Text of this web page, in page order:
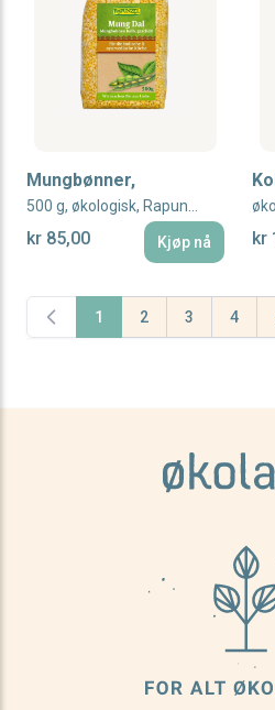
Mungbønner,
kr 85,00 Kjøp nå kr
You're currently reading
1
Page
2
Page
3
Page
4